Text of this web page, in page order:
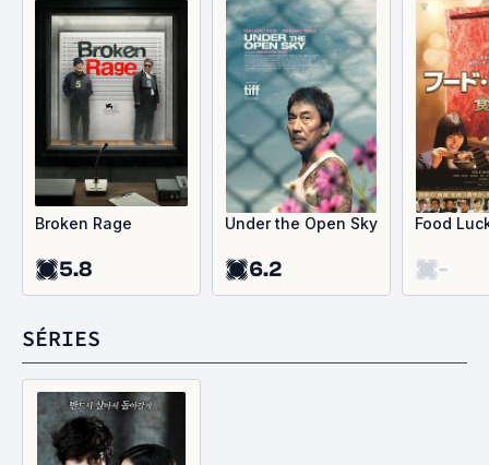
Broken Rage
5.8
Under the Open Sky
6.2
Food
-
SÉRIES